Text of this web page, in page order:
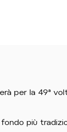
per la 49ª
più